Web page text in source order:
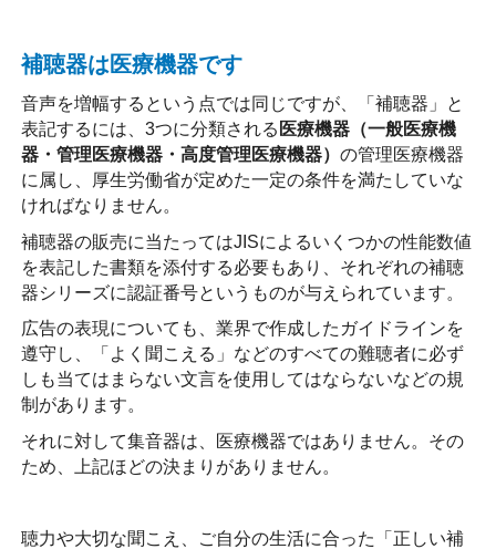
補聴器は医療機器です
音声を増幅するという点では同じですが、「補聴器」と
表記するには、3つに分類される 医療機器（一般医療機
器・管理医療機器・高度管理医療機器）の管理医療機器
に属し、厚生労働省が定めた一定の条件を満たしていな
ければなりません。
補聴器の販売に当たってはJISによるいくつかの性能数値
を表記した書類を添付する必要もあり、それぞれの補聴
器シリーズに認証番号というものが与えられています。
広告の表現についても、業界で作成したガイドラインを
遵守し、「よく聞こえる」などのすべての難聴者に必ず
しも当てはまらない文言を使用してはならないなどの規
制があります。
それに対して集音器は、医療機器ではありません。その
ため、上記ほどの決まりがありません。
聴力や大切な聞こえ、ご自分の生活に合った「正しい補